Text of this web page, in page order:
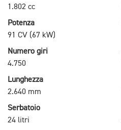
1.802 cc
Potenza
91 CV (67 kW)
Numero giri
4.750
Lunghezza
2.640 mm
Serbatoio
24 litri